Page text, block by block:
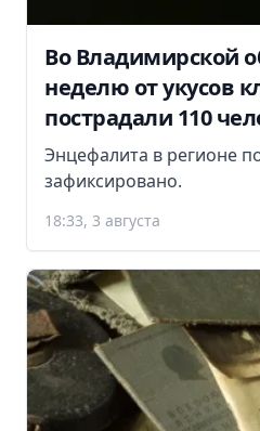
Во Владимирской
неделю от укусов
пострадали 110
Энцефалита в регионе
зафиксировано.
18:33, 3 августа